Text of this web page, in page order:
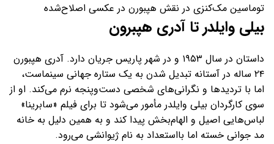
توماسین مک‌کنزی در نقش هپبورن در عکسی اصلاح‌شده
بیلی وایلدر تا آدری هپبرون
داستان در سال ۱۹۵۳ و در شهر پاریس جریان دارد. آدری هپبورن
۲۴ ساله در آستانه تبدیل شدن به یک ستاره جهانی سینماست،
اما با تردیدها و نگرانی‌های شخصی دست‌وپنجه نرم می‌کند. او از
سوی کارگردان بیلی وایلدر مأمور می‌شود تا برای فیلم «سابرینا»
لباس‌هایی اصیل و الهام‌بخش پیدا کند و به همین دلیل به خانه
مد جوانی خسته اما بااستعداد به نام ژیوانشی می‌رود.